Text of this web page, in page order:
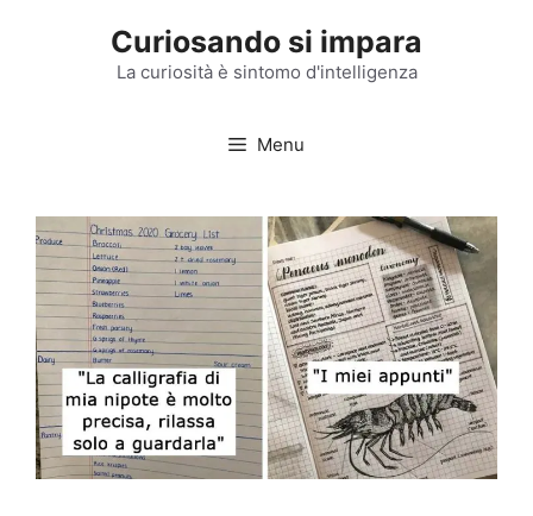
Curiosando si impara
La curiosità è sintomo d'intelligenza
Menu